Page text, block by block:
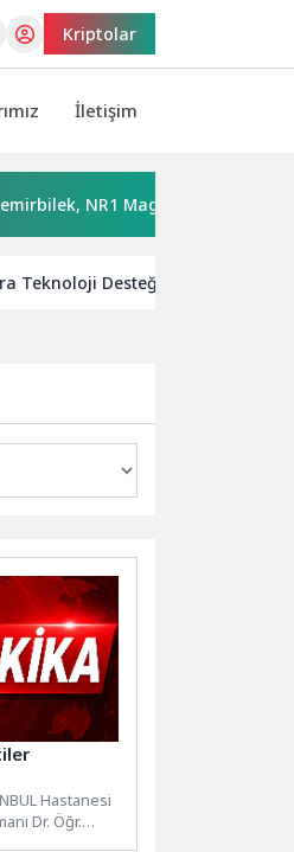
Kriptolar
İletişim
NR1 Magazin’de: ‘Son assolist
Teknoloji Desteği
Hastanesi
Dr. Öğr.